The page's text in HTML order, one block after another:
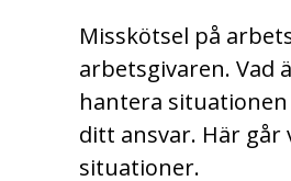
Misskötsel på
arbetsgivaren. Vad
hantera
ditt ansvar. Här går
situationer.